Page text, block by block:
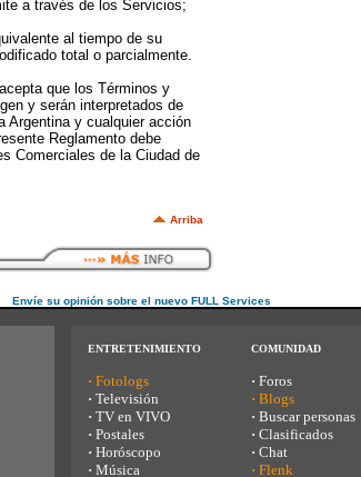
a través de los Servicios;
al tiempo de su
total o parcialmente.
que los Términos y
y serán interpretados de
Argentina y cualquier acción
Reglamento debe
Comerciales de la Ciudad de
Arriba
Envíe su opinión sobre el nuevo FULL Services
ENTRETENIMIENTO
· Fotologs
· Televisión
· TV en VIVO
· Postales
· Horóscopo
· Música
COMUNIDAD
· Foros
· Blogs
· Buscar personas
· Clasificados
· Chat
· Flenk